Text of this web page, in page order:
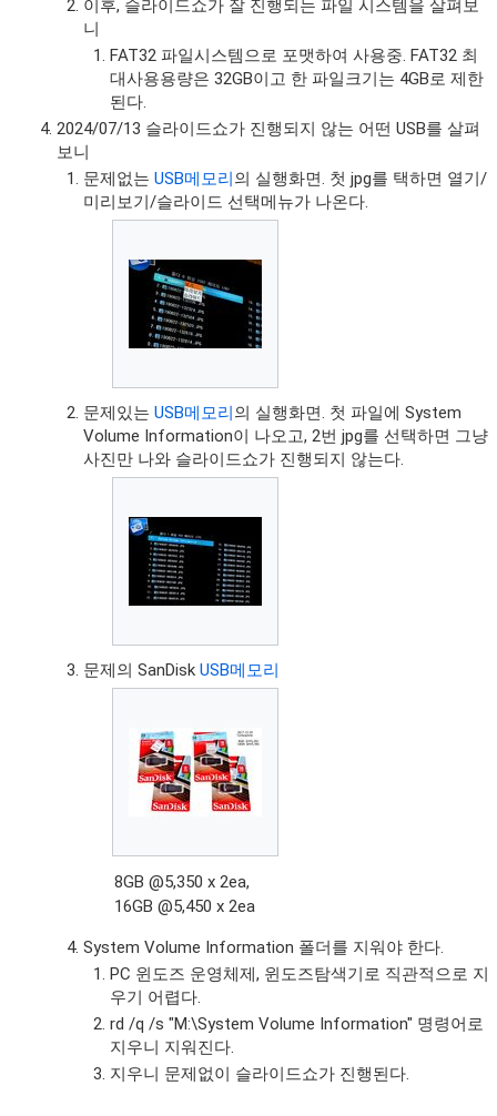
이후, 슬라이드쇼가 잘 진행되는 파일 시스템을 살펴보
니
FAT32 파일시스템으로 포맷하여 사용중. FAT32 최
대사용용량은 32GB이고 한 파일크기는 4GB로 제한
된다.
2024/07/13 슬라이드쇼가 진행되지 않는 어떤 USB를 살펴
보니
문제없는USB메모리의 실행화면. 첫 jpg를 택하면 열기/
미리보기/슬라이드 선택메뉴가 나온다.
문제있는USB메모리의 실행화면. 첫 파일에 System
Volume Information이 나오고, 2번 jpg를 선택하면 그냥
사진만 나와 슬라이드쇼가 진행되지 않는다.
문제의 SanDiskUSB메모리
8GB @5,350 x 2ea,
16GB @5,450 x 2ea
System Volume Information 폴더를 지워야 한다.
PC 윈도즈 운영체제, 윈도즈탐색기로 직관적으로 지
우기 어렵다.
rd /q /s "M:\System Volume Information" 명령어로
지우니 지워진다.
지우니 문제없이 슬라이드쇼가 진행된다.